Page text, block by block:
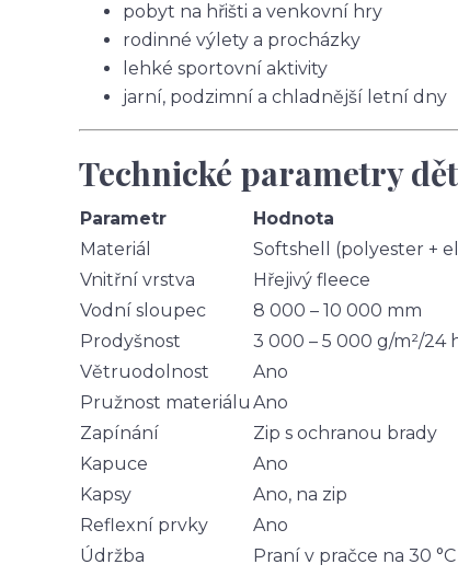
pobyt na hřišti a venkovní hry
rodinné výlety a procházky
lehké sportovní aktivity
jarní, podzimní a chladnější letní dny
Technické parametry
Parametr
Hodnota
Materiál
Softshell (polyester +
Vnitřní vrstva
Hřejivý fleece
Vodní sloupec
8 000 – 10 000 mm
Prodyšnost
3 000 – 5 000 g/m²/24
Větruodolnost
Ano
Pružnost materiálu Ano
Zapínání
Zip s ochranou brady
Kapuce
Ano
Kapsy
Ano, na zip
Reflexní prvky
Ano
Údržba
Praní v pračce na 30 °C